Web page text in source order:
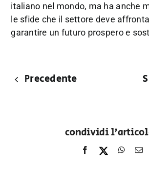
italiano nel mondo, ma ha anche
le sfide che il settore deve
garantire un futuro prosperoe
Precedente
condividi